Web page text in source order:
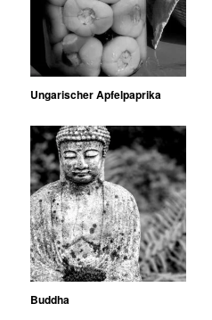
Ungarischer Apfelpaprika
Buddha